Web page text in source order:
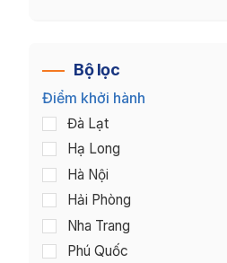
Bộ lọc
Điểm khởi hành
Đà Lạt
Hạ Long
Hà Nội
Hải Phòng
Nha Trang
Phú Quốc